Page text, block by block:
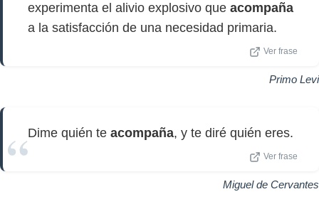
experimenta el alivio explosivo que acompaña
a la satisfacción de una necesidad primaria.
Ver frase
Primo Levi
Dime quién te acompaña, y te diré quién eres.
Ver frase
Miguel de Cervantes